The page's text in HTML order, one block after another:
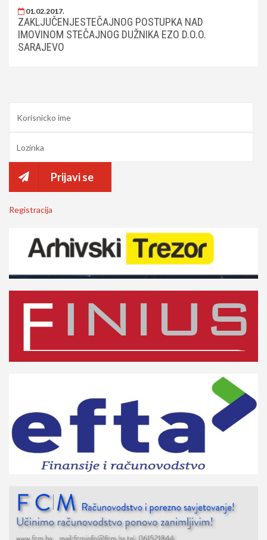
01.02.2017.
ZAKLJUČENJESTEČAJNOG POSTUPKA NAD
IMOVINOM STEČAJNOG DUŽNIKA EZO D.O.O.
SARAJEVO
Prijavi se
Registracija